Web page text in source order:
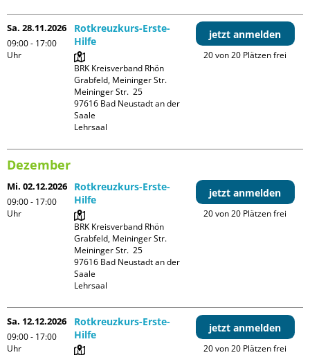
Sa. 28.11.2026
09:00 - 17:00
Uhr
Rotkreuzkurs-Erste-
Hilfe
BRK Kreisverband Rhön
Grabfeld, Meininger Str.
Meininger Str.  25
97616 Bad Neustadt an der
Saale
Lehrsaal
jetzt anmelden
20 von 20 Plätzen frei
Dezember
Mi. 02.12.2026
09:00 - 17:00
Uhr
Rotkreuzkurs-Erste-
Hilfe
BRK Kreisverband Rhön
Grabfeld, Meininger Str.
Meininger Str.  25
97616 Bad Neustadt an der
Saale
Lehrsaal
jetzt anmelden
20 von 20 Plätzen frei
Sa. 12.12.2026
09:00 - 17:00
Uhr
Rotkreuzkurs-Erste-
Hilfe
jetzt anmelden
20 von 20 Plätzen frei